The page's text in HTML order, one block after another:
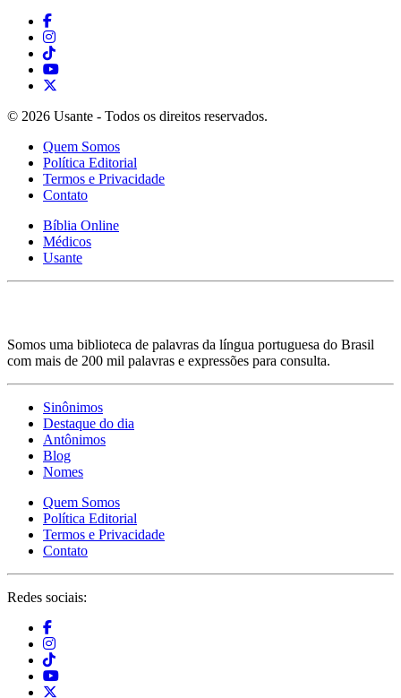
© 2026 Usante - Todos os direitos reservados.
Quem Somos
Política Editorial
Termos e Privacidade
Contato
Bíblia Online
Médicos
Usante
Somos uma biblioteca de palavras da língua portuguesa do Brasil
com mais de 200 mil palavras e expressões para consulta.
Sinônimos
Destaque do dia
Antônimos
Blog
Nomes
Quem Somos
Política Editorial
Termos e Privacidade
Contato
Redes sociais: